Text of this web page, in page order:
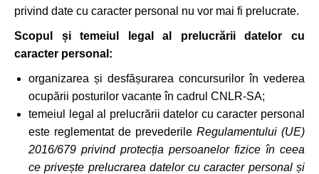
privind date cu caracter personal nu vor mai fi prelucrate.
Scopul și temeiul legal al prelucrării datelor cu
caracter personal:
organizarea și desfășurarea concursurilor în vederea
ocupării posturilor vacante în cadrul CNLR-SA;
temeiul legal al prelucrării datelor cu caracter personal
este reglementat de prevederile Regulamentului (UE)
2016/679 privind protecția persoanelor fizice în ceea
ce privește prelucrarea datelor cu caracter personal și